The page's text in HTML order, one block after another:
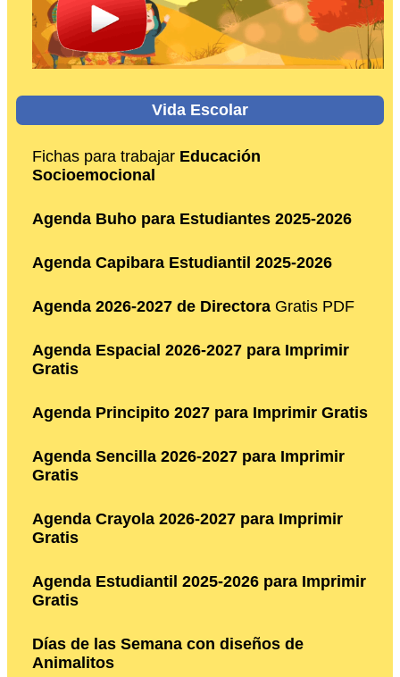
Vida Escolar
Fichas para trabajar Educación
Socioemocional
Agenda Buho para Estudiantes 2025-2026
Agenda Capibara Estudiantil 2025-2026
Agenda 2026-2027 de Directora Gratis PDF
Agenda Espacial 2026-2027 para Imprimir
Gratis
Agenda Principito 2027 para Imprimir Gratis
Agenda Sencilla 2026-2027 para Imprimir
Gratis
Agenda Crayola 2026-2027 para Imprimir
Gratis
Agenda Estudiantil 2025-2026 para Imprimir
Gratis
Días de las Semana con diseños de
Animalitos